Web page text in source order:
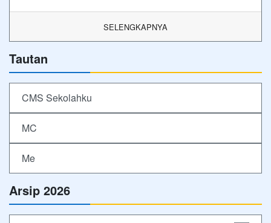
SELENGKAPNYA
Tautan
CMS Sekolahku
MC
Me
Arsip 2026